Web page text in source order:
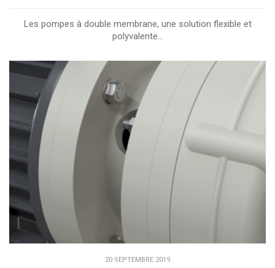
Les pompes à double membrane, une solution flexible et
polyvalente...
20 SEPTEMBRE 2019